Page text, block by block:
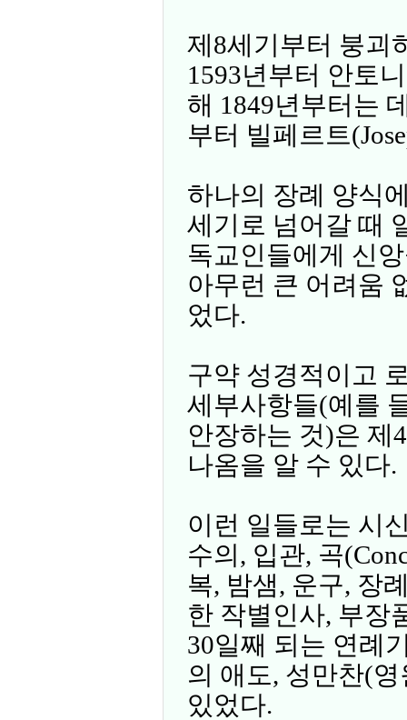
제8세기부터 붕괴
1593년부터 안토
해 1849년부터는
부터 빌페르트
하나의 장례 양식
세기로 넘어갈 때
독교인들에게 신
아무런 큰 어려움
었다.
구약 성경적이고
세부사항들(예를
안장하는 것)은 제
나옴을 알 수 있다.
이런 일들로는 시
수의, 입관, 곡
복, 밤샘, 운구, 장
한 작별인사, 부장
30일째 되는 연례
의 애도, 성만찬(
있었다.